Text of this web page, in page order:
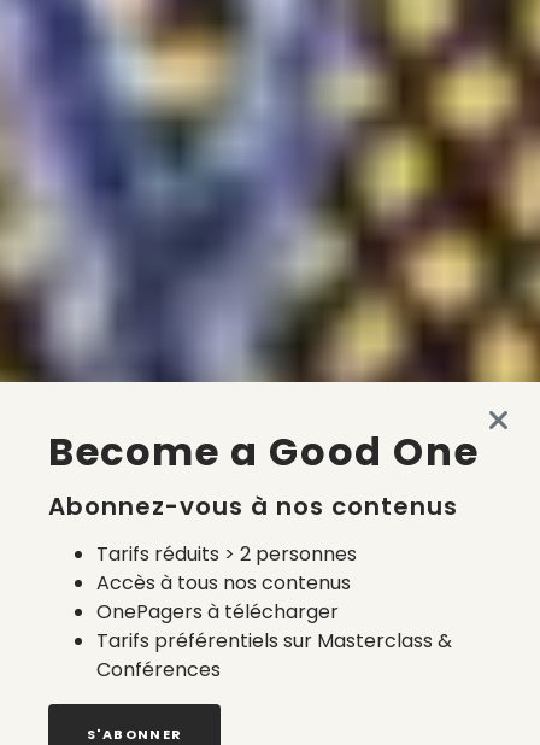
Become a Good One
Abonnez-vous à nos contenus
Tarifs réduits > 2 personnes
Accès à tous nos contenus
OnePagers à télécharger
Tarifs préférentiels sur Masterclass &
Conférences
S'ABONNER